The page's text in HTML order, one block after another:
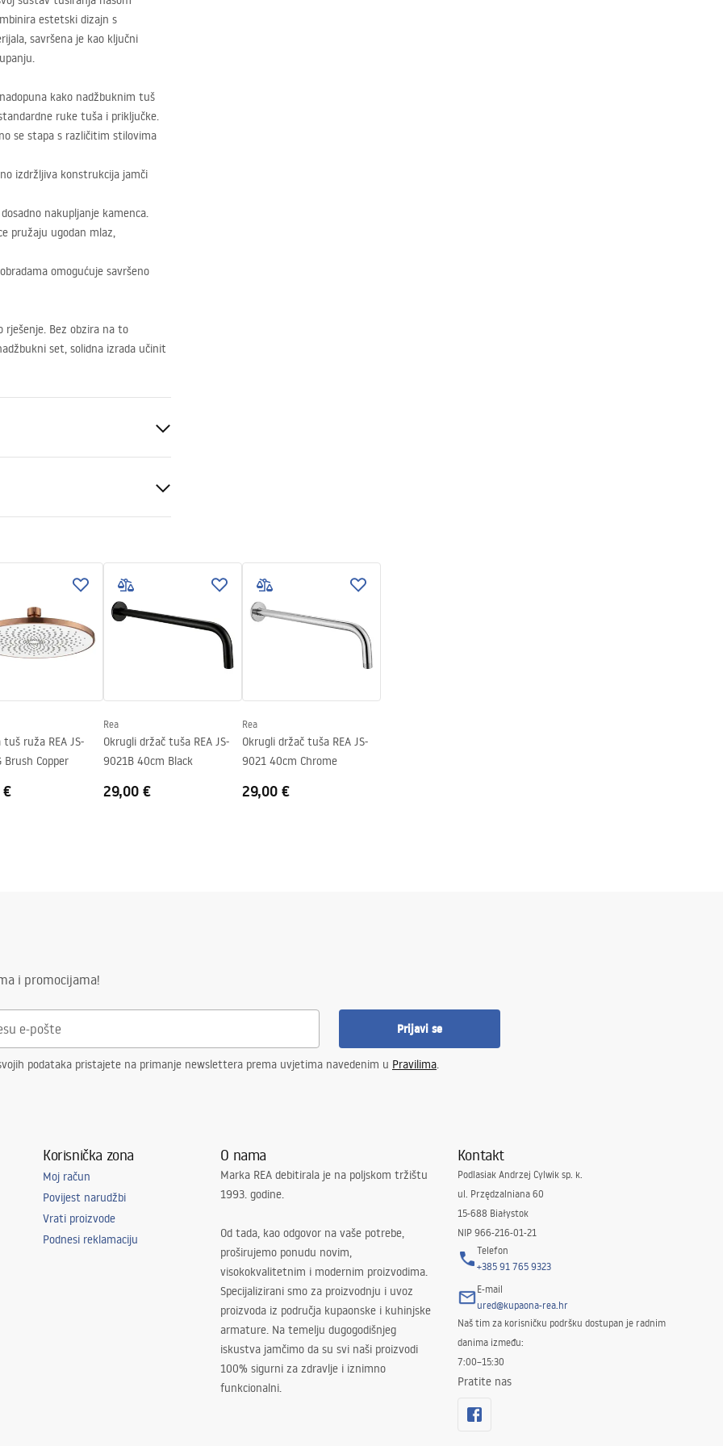
estetski dizajn s
savršena je kao ključni
kako nadžbuknim tuš
ruke tuša i priključke.
se stapa s različitim stilovima
izdržljiva konstrukcija jamči
nakupljanje kamenca.
pružaju ugodan mlaz,
omogućuje savršeno
rješenje. Bez obzira na to
set, solidna izrada učinit
_24.pdf
tuš ruža REA JS-
Brush Copper
€
Rea
Okrugli držač tuša REA JS-
9021B 40cm Black
29,00 €
Rea
Okrugli držač tuša REA JS-
9021 40cm Chrome
29,00 €
i promocijama!
Prijavi se
podataka pristajete na primanje newslettera prema uvjetima navedenim u Pravilima.
Korisnička zona
Moj račun
Povijest narudžbi
Vrati proizvode
Podnesi reklamaciju
O nama
Marka REA debitirala je na poljskom tržištu
1993. godine.
Od tada, kao odgovor na vaše potrebe,
proširujemo ponudu novim,
visokokvalitetnim i modernim proizvodima.
Specijalizirani smo za proizvodnju i uvoz
proizvoda iz područja kupaonske i kuhinjske
armature. Na temelju dugogodišnjeg
iskustva jamčimo da su svi naši proizvodi
100% sigurni za zdravlje i iznimno
funkcionalni.
Kontakt
Podlasiak Andrzej Cylwik sp. k.
ul. Przędzalniana 60
15-688 Białystok
NIP 966-216-01-21
Telefon
+385 91 765 9323
E-mail
ured@kupaona-rea.hr
Naš tim za korisničku podršku dostupan je radnim
danima između:
7:00–15:30
Pratite nas